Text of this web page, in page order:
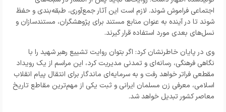
اجتماعی فراموش شوند. لازم است این آثار جمع‌آوری، طبقه‌بندی و حفظ
شوند تا در آینده به عنوان منابع مستند برای پژوهشگران، مستندسازان و
نسل‌های بعدی مورد استفاده قرار گیرند.
وی در پایان خاطرنشان کرد: اگر بتوان روایت تشییع رهبر شهید را با
نگاهی فرهنگی، رسانه‌ای و تمدنی مدیریت کرد، این مراسم از یک رویداد
مقطعی فراتر خواهد رفت و به سرمایه‌ای ماندگار برای انتقال پیام انقلاب
اسلامی، معرفی زن مسلمان ایرانی و ثبت یکی از مهم‌ترین مقاطع تاریخ
معاصر کشور تبدیل خواهد شد.